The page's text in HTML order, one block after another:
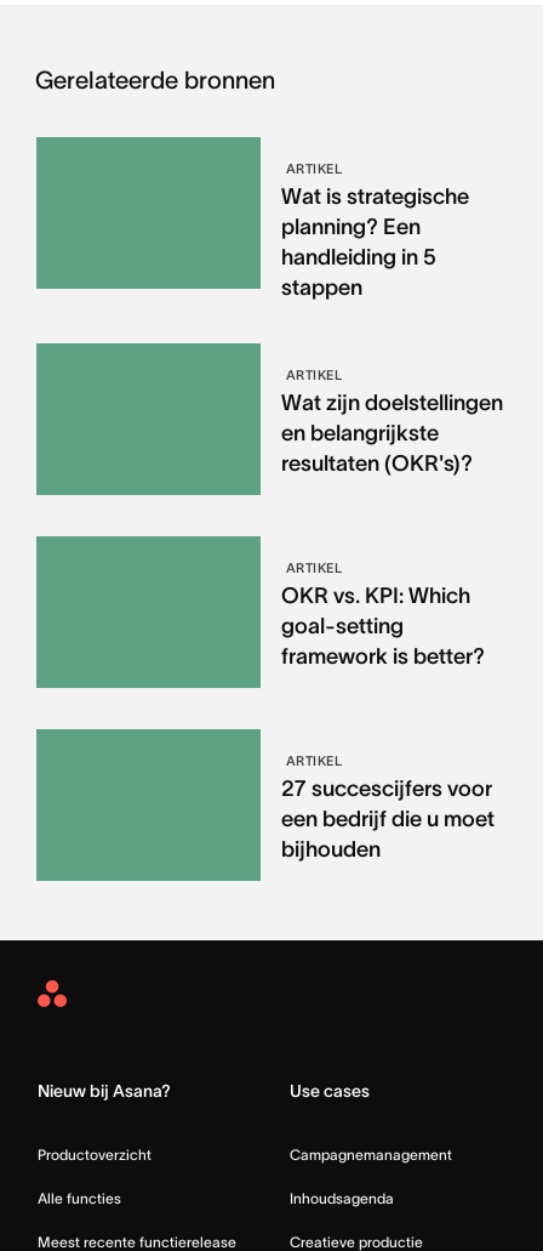
Gerelateerde bronnen
ARTIKEL
Wat is strategische
planning? Een
handleiding in 5
stappen
ARTIKEL
Wat zijn doelstellingen
en belangrijkste
resultaten (OKR's)?
ARTIKEL
OKR vs. KPI: Which
goal-setting
framework is better?
ARTIKEL
27 succescijfers voor
een bedrijf die u moet
bijhouden
Asana
Nieuw bij Asana?
Productoverzicht
Alle functies
Meest recente functierelease
Use cases
Campagnemanagement
Inhoudsagenda
Creatieve productie